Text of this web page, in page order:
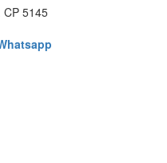
CP 5145